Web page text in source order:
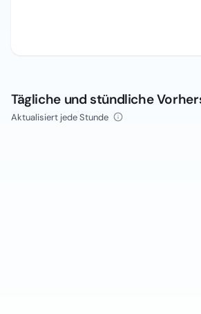
Tägliche und stündliche
Aktualisiert jede Stunde